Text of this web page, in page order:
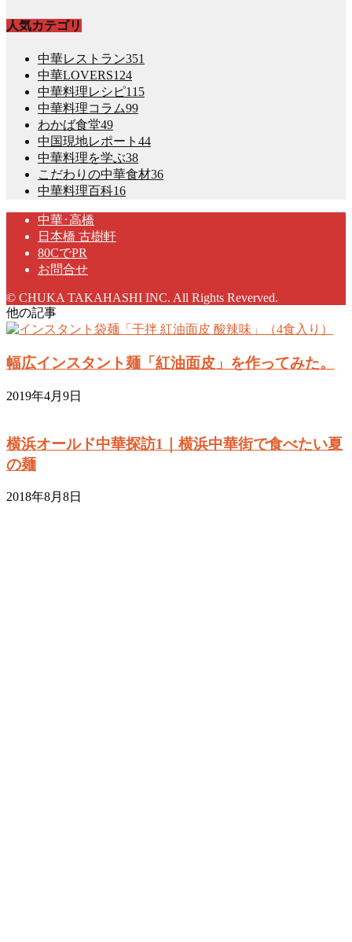
人気カテゴリ
中華レストラン351
中華LOVERS124
中華料理レシピ115
中華料理コラム99
わかば食堂49
中国現地レポート 44
中華料理を学ぶ38
こだわりの中華食材36
中華料理百科16
中華･高橋
日本橋 古樹軒
80CでPR
お問合せ
© CHUKA TAKAHASHI INC. All Rights Reverved.
他の記事
幅広インスタント麺「紅油面皮」を作ってみた。
2019年4月9日
横浜オールド中華探訪1｜横浜中華街で食べたい夏
の麺
2018年8月8日